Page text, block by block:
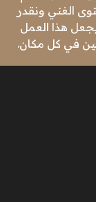
الغني ونقدر
هذا العمل
في كل مكان.